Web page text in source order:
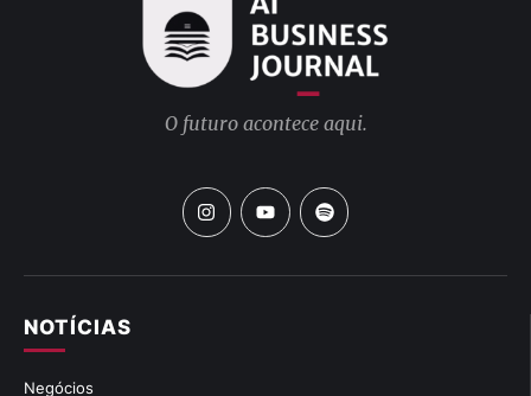
NOTÍCIAS
Negócios
O futuro acontece aqui.